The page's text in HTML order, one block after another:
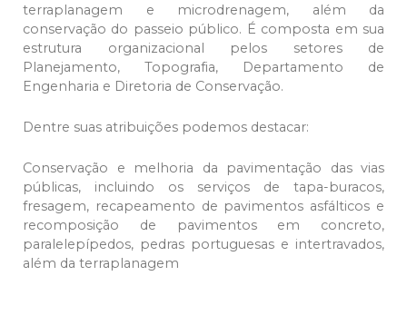
terraplanagem e microdrenagem, além da
conservação do passeio público. É composta em sua
estrutura organizacional pelos setores de
Planejamento, Topografia, Departamento de
Engenharia e Diretoria de Conservação.
Dentre suas atribuições podemos destacar:
Conservação e melhoria da pavimentação das vias
públicas, incluindo os serviços de tapa-buracos,
fresagem, recapeamento de pavimentos asfálticos e
recomposição de pavimentos em concreto,
paralelepípedos, pedras portuguesas e intertravados,
além da terraplanagem